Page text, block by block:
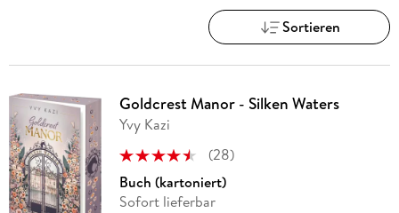
Sortieren
Goldcrest Manor - Silken Waters
Yvy Kazi
(28)
Buch (kartoniert)
Sofort lieferbar